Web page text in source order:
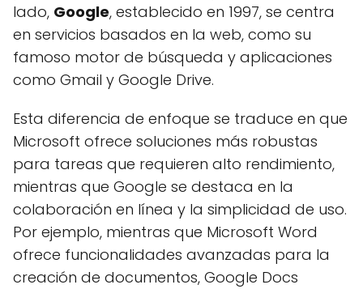
lado, Google, establecido en 1997, se centra
en servicios basados en la web, como su
famoso motor de búsqueda y aplicaciones
como Gmail y Google Drive.
Esta diferencia de enfoque se traduce en que
Microsoft ofrece soluciones más robustas
para tareas que requieren alto rendimiento,
mientras que Google se destaca en la
colaboración en línea y la simplicidad de uso.
Por ejemplo, mientras que Microsoft Word
ofrece funcionalidades avanzadas para la
creación de documentos, Google Docs